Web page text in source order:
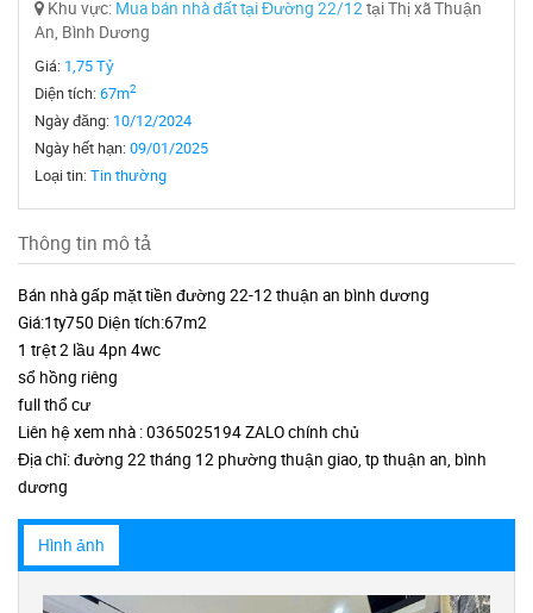
Khu vực: Mua bán nhà đất tại Đường 22/12tại Thị xã Thuận
An, Bình Dương
Giá: 1,75 Tỷ
Diện tích:67m2
Ngày đăng: 10/12/2024
Ngày hết hạn:09/01/2025
Loại tin:Tin thường
Thông tin mô tả
Bán nhà gấp mặt tiền đường 22-12 thuận an bình dương
Giá:1ty750 Diện tích:67m2
1 trệt 2 lầu 4pn 4wc
sổ hồng riêng
full thổ cư
Liên hệ xem nhà : 0365025194 ZALO chính chủ
Địa chỉ: đường 22 tháng 12 phường thuận giao, tp thuận an, bình
dương
Hình ảnh